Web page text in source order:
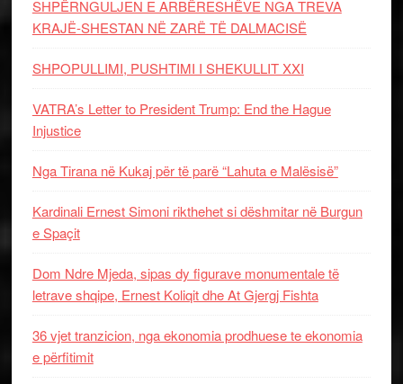
SHPËRNGULJEN E ARBËRESHËVE NGA TREVA
KRAJË-SHESTAN NË ZARË TË DALMACISË
SHPOPULLIMI, PUSHTIMI I SHEKULLIT XXI
VATRA’s Letter to President Trump: End the Hague
Injustice
Nga Tirana në Kukaj për të parë “Lahuta e Malësisë”
Kardinali Ernest Simoni rikthehet si dëshmitar në Burgun
e Spaçit
Dom Ndre Mjeda, sipas dy figurave monumentale të
letrave shqipe, Ernest Koliqit dhe At Gjergj Fishta
36 vjet tranzicion, nga ekonomia prodhuese te ekonomia
e përfitimit